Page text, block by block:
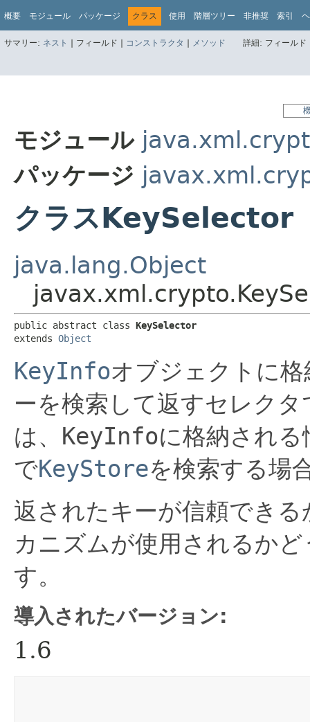
概要 モジュール パッケージ クラス 使用 階層ツリー 非推奨 索引
サマリー: ネスト | フィールド | コンストラクタ | メソッド 詳細: フィール
モジュール
パッケージ
クラスKeySelector
java.lang.Object
public abstract class KeySelector
extends Object
KeyInfoオブジェクトに
ーを検索して返すセレクタ
は、 KeyInfoに格納され
でKeyStoreを検索する場
返されたキーが信頼でき
カニズムが使用されるか
す。
導入されたバージョン:
1.6